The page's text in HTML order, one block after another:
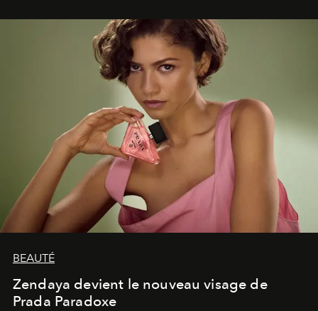
émerveillement.
BEAUTÉ
Zendaya devient le nouveau visage de
Prada Paradoxe